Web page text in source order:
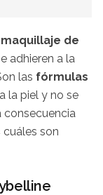
de
adhieren a la
las fórmulas
la piel y no se
consecuencia
son